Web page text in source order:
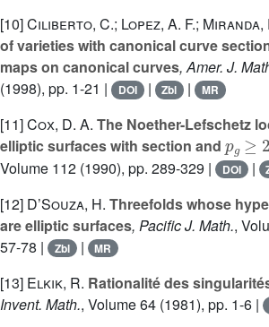
[10]Ciliberto, C.; Lopez, A. F.; Miranda,
of varieties with canonical curve
maps on canonical curves, Amer. J.
(1998), pp. 1-21 |
DOI | Zbl | MR
[11]Cox, D. A. The Noether-Lefschetz
elliptic surfaces with section and
pg≥2
Volume 112 (1990), pp. 289-329 | DOI |
[12] D’Souza, H. Threefolds whose
are elliptic surfaces, Pacific J. Math.,
57-78 |
Zbl | MR
[13] Elkik, R. Rationalité des
Invent. Math., Volume 64 (1981), pp. 1-6 |